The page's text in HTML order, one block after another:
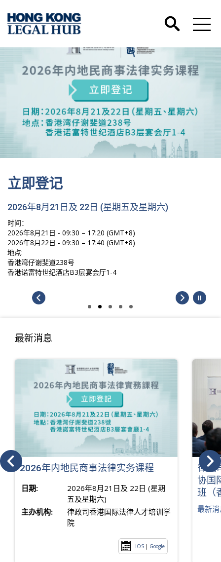
立即登记
2026年8月21日及 22日 (星期五及星期六)
时间：
2026年8月21日 - 09:30 – 17:20 (GMT+8)
2026年8月22日 - 09:30 – 17:40 (GMT+8)
地点:
香港湾仔谢斐道238号
香港诺富特世纪酒店B3层宴会厅1-4
最新消息
2026年内地民商事法律实务课程
日期:
2026年8月21日及 22日 (星期
五及星期六)
主办机构:
律政司香港国际法律人才培训学
院
iOS | Google
律政
协国
班（
最新